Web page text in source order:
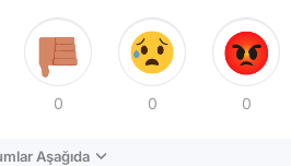
0 0 0
Aşağıda